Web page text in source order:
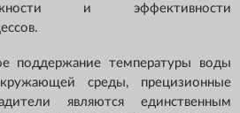
и эффективности
поддержание температуры воды
среды, прецизионные
являются единственным